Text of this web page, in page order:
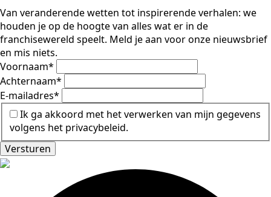
Van veranderende wetten tot inspirerende verhalen: we
houden je op de hoogte van alles wat er in de
franchisewereld speelt. Meld je aan voor onze nieuwsbrief
en mis niets.
Voornaam*
Achternaam*
E-mailadres*
Ik ga akkoord met het verwerken van mijn gegevens
volgens het privacybeleid.
Versturen